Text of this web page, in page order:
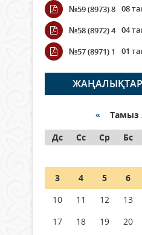
06 тамыз 2026 ж.
Wi-Fi ҚАБЫРҒА
ӨТЕДІ?
06 тамыз 2026 ж.
граждане
05 тамыз 2026 ж.
Шетелде жүрген
азаматтары қалай
№59 (8973) 8 08
№58 (8972) 4 04
№57 (8971) 1
01
« Тамыз
Дс
Сс Ср Бс
3
4 5 6
10
11 12 13
17
18 19 20